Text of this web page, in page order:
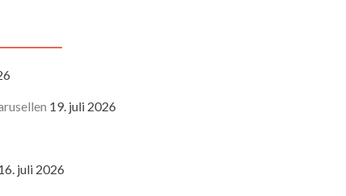
19. juli 2026
juli 2026